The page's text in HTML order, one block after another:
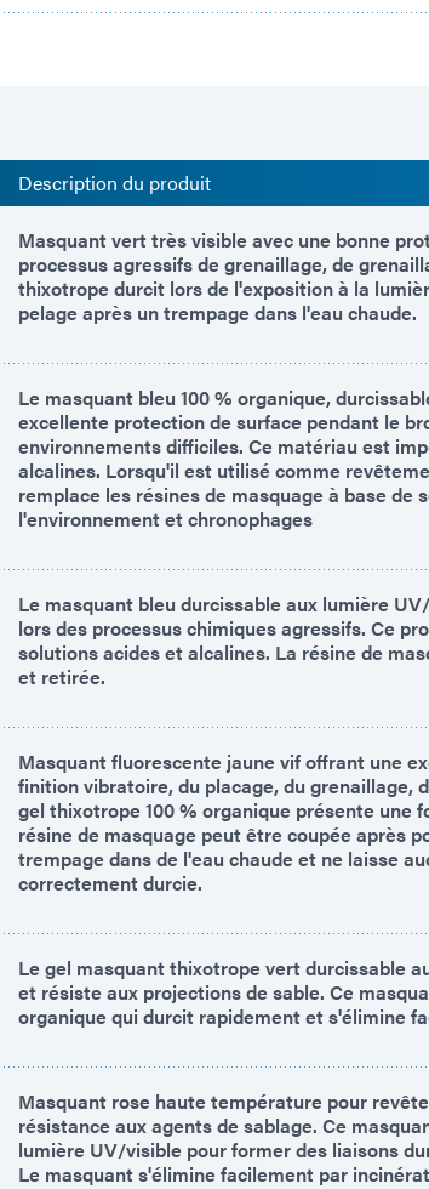
Description du produit
Masquant vert très visible avec une bonne
processus agressifs de grenaillage, de
thixotrope durcit lors de l'exposition à la
pelage après un trempage dans l'eau chaude.
Le masquant bleu 100 % organique,
excellente protection de surface pendant le
environnements difficiles. Ce matériau est
alcalines. Lorsqu'il est utilisé comme
remplace les résines de masquage à base de
l'environnement et chronophages
Le masquant bleu durcissable aux lumière
lors des processus chimiques agressifs. Ce
solutions acides et alcalines. La résine de
et retirée.
Masquant fluorescente jaune vif offrant une
finition vibratoire, du placage, du grenaillage,
gel thixotrope 100 % organique présente une
résine de masquage peut être coupée après
trempage dans de l'eau chaude et ne laisse
correctement durcie.
Le gel masquant thixotrope vert durcissable
et résiste aux projections de sable. Ce
organique qui durcit rapidement et s'élimine
Masquant rose haute température pour
résistance aux agents de sablage. Ce
lumière UV/visible pour former des liaisons
Le masquant s'élimine facilement par